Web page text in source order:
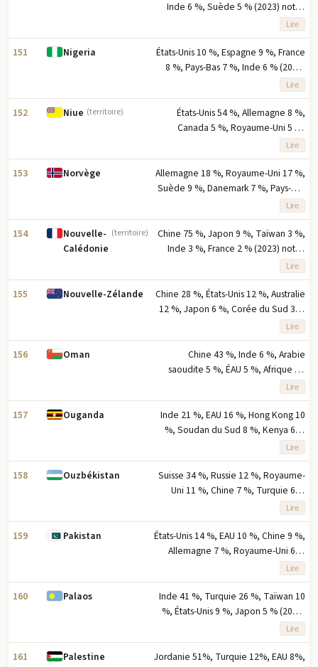
Inde 6 %, Suède 5 % (2023) note :
cinq principaux partenaires à
l'exportation basés sur le
pourcentage des exportations
Lire
151 Nigeria
États-Unis 10 %, Espagne 9 %, France
8 %, Pays-Bas 7 %, Inde 6 % (2023)
note : cinq principaux partenaires à
l'exportation par pourcentage des
exportations
Lire
152 Niue (territoire)
États-Unis 54 %, Allemagne 8 %,
Canada 5 %, Royaume-Uni 5 %,
Guatemala 4 % (2023) note : les cinq
principaux partenaires à l'exportation
basés sur le pourcentage des
exportations
Lire
153 Norvège
Allemagne 18 %, Royaume-Uni 17 %,
Suède 9 %, Danemark 7 %, Pays-Bas
6 % (2023) note : cinq principaux
partenaires à l'exportation en
pourcentage des exportations
Lire
154
Nouvelle-
Calédonie
(territoire)
Chine 75 %, Japon 9 %, Taïwan 3 %,
Inde 3 %, France 2 % (2023) note :
cinq principaux partenaires à
l'exportation basés sur le
pourcentage des exportations
Lire
155 Nouvelle-Zélande
Chine 28 %, États-Unis 12 %, Australie
12 %, Japon 6 %, Corée du Sud 3 %
(2023) note : cinq principaux
partenaires à l'exportation basés sur
le pourcentage des exportations
Lire
156 Oman
Chine 43 %, Inde 6 %, Arabie
saoudite 5 %, ÉAU 5 %, Afrique du
Sud 4 % (2023) note : cinq principaux
partenaires à l'exportation en
pourcentage des exportations
Lire
157 Ouganda
Inde 21 %, EAU 16 %, Hong Kong 10
%, Soudan du Sud 8 %, Kenya 6 %
(2023) note : cinq principaux
partenaires d'exportation basés sur
le pourcentage des exportations
Lire
158 Ouzbékistan
Suisse 34 %, Russie 12 %, Royaume-
Uni 11 %, Chine 7 %, Turquie 6 %
(2023) note : cinq principaux
partenaires à l'exportation basés sur
le pourcentage des exportations
Lire
159 Pakistan
États-Unis 14 %, EAU 10 %, Chine 9 %,
Allemagne 7 %, Royaume-Uni 6 %
(2023) note : cinq principaux
partenaires à l'exportation sur la
base du pourcentage des
exportations
Lire
160 Palaos
Inde 41 %, Turquie 26 %, Taïwan 10
%, États-Unis 9 %, Japon 5 % (2023)
note : cinq principaux partenaires à
l'exportation selon le pourcentage
des exportations
Lire
161 Palestine
Jordanie 51%, Turquie 12%, EAU 8%,